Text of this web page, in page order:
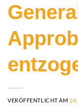
VERÖFFENTLICHT AM